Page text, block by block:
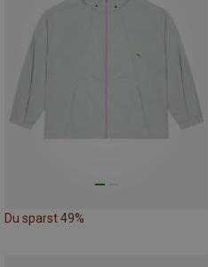
Du sparst 49%